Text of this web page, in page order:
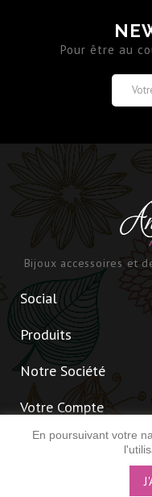
Pour être au
Bijoux accessoires et
Social
Produits
Notre Société
Votre Compte
Informations
En poursuivant votre
© 2026 - Amélie